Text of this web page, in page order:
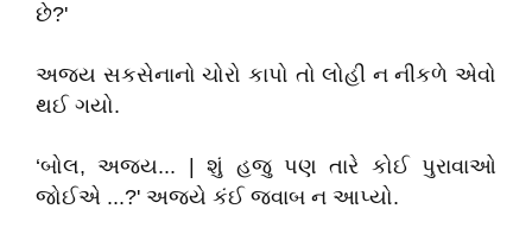
છે?'
અજય સકસેનાનો ચોરો કાપો તો લોહી ન નીકળે એવો
થઈ ગયો.
‘બોલ, અજય... | શું હજુ પણ તારે કોઈ પુરાવાઓ
જોઈએ ...?' અજયે કંઈ જવાબ ન આપ્યો.